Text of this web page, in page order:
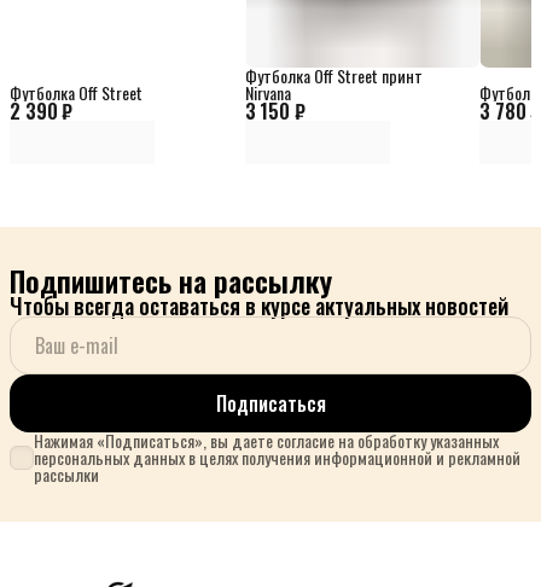
2 390 ₽
Футболка Off Street
3 150 ₽
Футболка Off Street принт
Nirvana
3 780 ₽
Подпишитесь на рассылку
Чтобы всегда оставаться в курсе актуальных новостей
Подписаться
Нажимая «Подписаться», вы даете согласие на обработку указанных
персональных данных в целях получения информационной и рекламной
рассылки